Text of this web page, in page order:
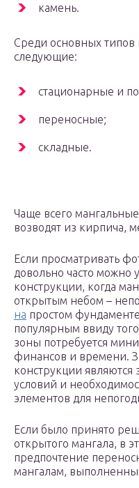
камень.
Среди основных типов
следующие:
стационарные и
переносные;
складные.
Чаще всего
возводят из кирпича,
Если просматривать
довольно часто можно
конструкции, когда
открытым небом –
на простом
популярным ввиду
зоны потребуется
финансов и времени.
конструкции являются
условий и
элементов для
Если было принято
открытого мангала, в
предпочтение
мангалам,